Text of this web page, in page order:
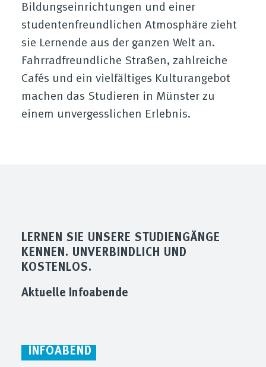
Bildungseinrichtungen und einer
studentenfreundlichen Atmosphäre zieht
sie Lernende aus der ganzen Welt an.
Fahrradfreundliche Straßen, zahlreiche
Cafés und ein vielfältiges Kulturangebot
machen das Studieren in Münster zu
einem unvergesslichen Erlebnis.
LERNEN SIE UNSERE STUDIENGÄNGE
KENNEN. UNVERBINDLICH UND
KOSTENLOS.
Aktuelle Infoabende
INFOABEND